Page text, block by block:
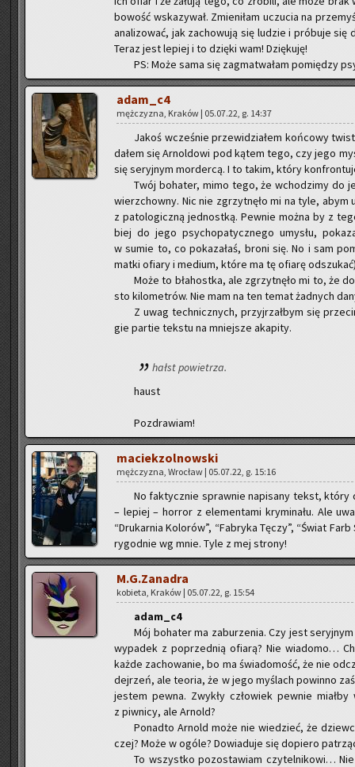
bo­wość wska­zy­wał. Zmie­ni­łam uczu­cia na
ana­li­zo­wać, jak za­cho­wu­ją się lu­dzie i pró­bu­je
Teraz jest le­piej i to dzię­ki wam! Dzię­ku­ję!
PS: Może sama się za­gma­twa­łam po­mię­dzy
adam_c4
męż­czy­zna, Kra­ków | 05.07.22, g. 14:37
Jakoś wcze­śnie prze­wi­dzia­łem koń­co­wy
da­łem się Ar­nol­do­wi pod kątem tego, czy jego
się se­ryj­nym mor­der­cą. I to takim, który
Twój bo­ha­ter, mimo tego, że wcho­dzi­my do
wierz­chow­ny. Nic nie zgrzyt­nę­ło mi na tyle, abym
z pa­to­lo­gicz­ną jed­nost­ką. Pew­nie można by z
biej do jego psy­cho­pa­tycz­ne­go umy­słu,
w sumie to, co po­ka­za­łaś, broni się. No i sam
matki ofia­ry i me­dium, które ma tę ofia­rę
Może to bła­host­ka, ale zgrzyt­nę­ło mi to, że
sto ki­lo­me­trów. Nie mam na ten temat żad­nych
Z uwag tech­nicz­nych, przyj­rzał­bym się
gie par­tie tek­stu na mniej­sze aka­pi­ty.
hałst po­wie­trza.
haust
Po­zdra­wiam!
ma­ciek­zol­now­ski
męż­czy­zna, Wro­cław | 05.07.22, g. 15:16
No fak­tycz­nie spraw­nie na­pi­sa­ny tekst, który
– le­piej – hor­ror z ele­men­ta­mi kry­mi­na­łu. Ale
“Dru­kar­nia Ko­lo­rów”, “Fa­bry­ka Tęczy”, “Świat
ry­god­nie wg mnie. Tyle z mej stro­ny!
M.G.Zanadra
ko­bie­ta, Kra­ków | 05.07.22, g. 15:54
adam_c4
Mój bo­ha­ter ma za­bu­rze­nia. Czy jest
wy­pa­dek z po­przed­nią ofia­rą? Nie wia­do­mo…
każde za­cho­wa­nie, bo ma świa­do­mość, że nie
dej­rzeń, ale teo­ria, że w jego my­ślach po­win­no
je­stem pewna. Zwy­kły czło­wiek pew­nie
z piw­ni­cy, ale Ar­nold?
Po­nad­to Ar­nold może nie wie­dzieć, że
czej? Może w ogóle? Do­wia­du­je się do­pie­ro
To wszyst­ko po­zo­sta­wiam czy­tel­ni­ko­wi…